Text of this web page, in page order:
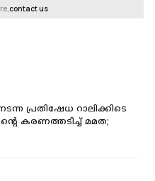
contact us
പ്രതിഷേധ റാലിക്കിടെ
കരണത്തടിച്ച് മമത;